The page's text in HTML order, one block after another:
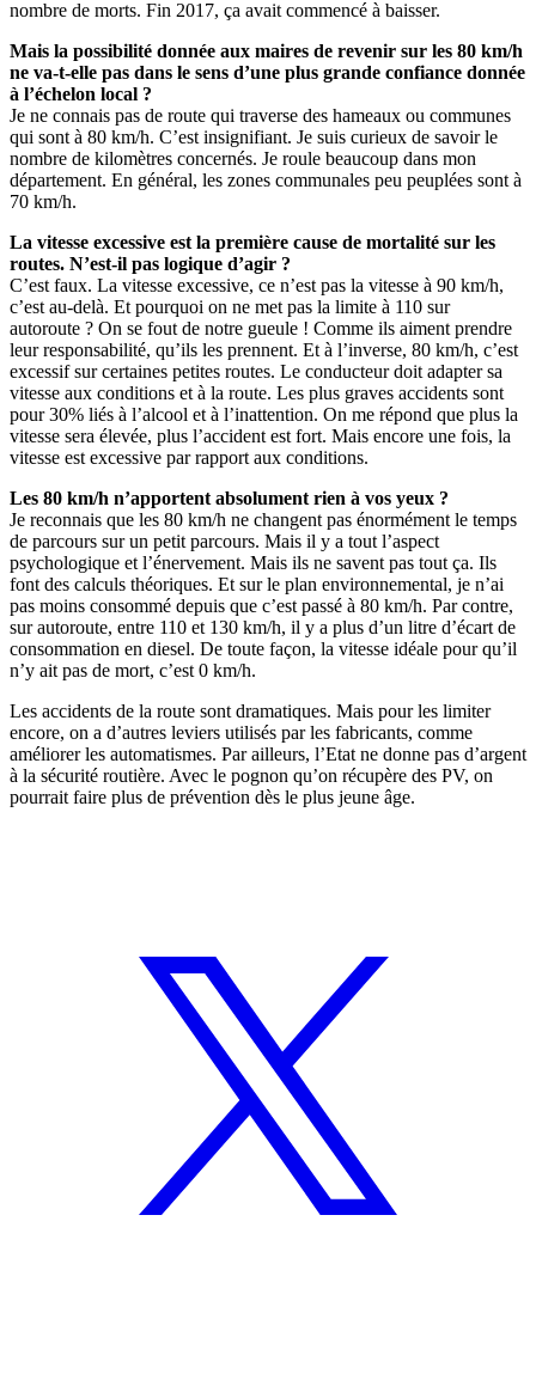
nombre de morts. Fin 2017, ça avait commencé à baisser.
Mais la possibilité donnée aux maires de revenir sur les 80 km/h
ne va-t-elle pas dans le sens d’une plus grande confiance donnée
à l’échelon local ?
Je ne connais pas de route qui traverse des hameaux ou communes
qui sont à 80 km/h. C’est insignifiant. Je suis curieux de savoir le
nombre de kilomètres concernés. Je roule beaucoup dans mon
département. En général, les zones communales peu peuplées sont à
70 km/h.
La vitesse excessive est la première cause de mortalité sur les
routes. N’est-il pas logique d’agir ?
C’est faux. La vitesse excessive, ce n’est pas la vitesse à 90 km/h,
c’est au-delà. Et pourquoi on ne met pas la limite à 110 sur
autoroute ? On se fout de notre gueule ! Comme ils aiment prendre
leur responsabilité, qu’ils les prennent. Et à l’inverse, 80 km/h, c’est
excessif sur certaines petites routes. Le conducteur doit adapter sa
vitesse aux conditions et à la route. Les plus graves accidents sont
pour 30% liés à l’alcool et à l’inattention. On me répond que plus la
vitesse sera élevée, plus l’accident est fort. Mais encore une fois, la
vitesse est excessive par rapport aux conditions.
Les 80 km/h n’apportent absolument rien à vos yeux ?
Je reconnais que les 80 km/h ne changent pas énormément le temps
de parcours sur un petit parcours. Mais il y a tout l’aspect
psychologique et l’énervement. Mais ils ne savent pas tout ça. Ils
font des calculs théoriques. Et sur le plan environnemental, je n’ai
pas moins consommé depuis que c’est passé à 80 km/h. Par contre,
sur autoroute, entre 110 et 130 km/h, il y a plus d’un litre d’écart de
consommation en diesel. De toute façon, la vitesse idéale pour qu’il
n’y ait pas de mort, c’est 0 km/h.
Les accidents de la route sont dramatiques. Mais pour les limiter
encore, on a d’autres leviers utilisés par les fabricants, comme
améliorer les automatismes. Par ailleurs, l’Etat ne donne pas d’argent
à la sécurité routière. Avec le pognon qu’on récupère des PV, on
pourrait faire plus de prévention dès le plus jeune âge.